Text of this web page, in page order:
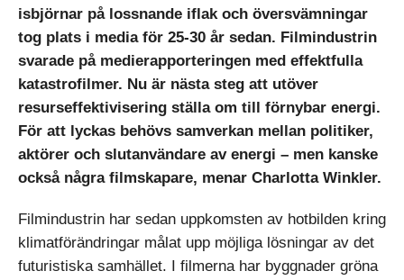
isbjörnar på lossnande iflak och översvämningar
tog plats i media för 25-30 år sedan. Filmindustrin
svarade på medierapporteringen med effektfulla
katastrofilmer. Nu är nästa steg att utöver
resurseffektivisering ställa om till förnybar energi.
För att lyckas behövs samverkan mellan politiker,
aktörer och slutanvändare av energi – men kanske
också några filmskapare, menar Charlotta Winkler.
Filmindustrin har sedan uppkomsten av hotbilden kring
klimatförändringar målat upp möjliga lösningar av det
futuristiska samhället. I filmerna har byggnader gröna